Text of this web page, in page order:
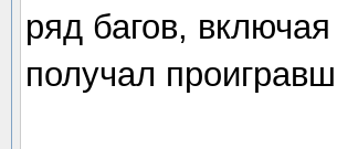
ряд багов,
получал